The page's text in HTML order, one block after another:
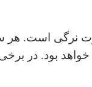
نرگی است. هر
بود. در